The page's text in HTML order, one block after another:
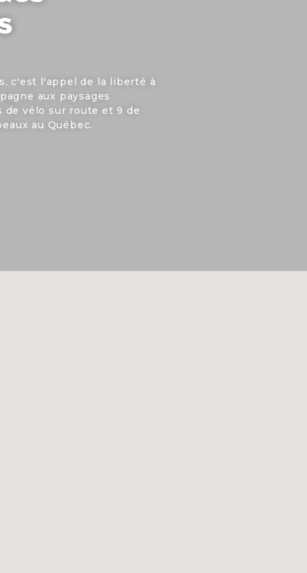
c'est l'appel de la liberté à
aux paysages
de vélo sur route et 9 de
au Québec.